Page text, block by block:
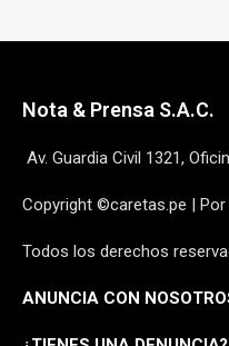
Nota & Prensa S.A.C.
Av. Guardia Civil 1321,
Copyright ©caretas.pe | Por
Todos los derechos
ANUNCIA CON